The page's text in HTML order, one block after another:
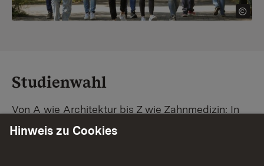
Studienwahl
Von A wie Architektur bis Z wie Zahnmedizin: In
Baden-Württemberg warten unzählige
Hinweis zu Cookies